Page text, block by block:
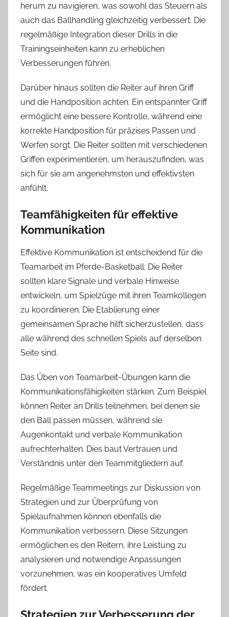
herum zu navigieren, was sowohl das Steuern als
auch das Ballhandling gleichzeitig verbessert. Die
regelmäßige Integration dieser Drills in die
Trainingseinheiten kann zu erheblichen
Verbesserungen führen.
Darüber hinaus sollten die Reiter auf ihren Griff
und die Handposition achten. Ein entspannter Griff
ermöglicht eine bessere Kontrolle, während eine
korrekte Handposition für präzises Passen und
Werfen sorgt. Die Reiter sollten mit verschiedenen
Griffen experimentieren, um herauszufinden, was
sich für sie am angenehmsten und effektivsten
anfühlt.
Teamfähigkeiten für effektive
Kommunikation
Effektive Kommunikation ist entscheidend für die
Teamarbeit im Pferde-Basketball. Die Reiter
sollten klare Signale und verbale Hinweise
entwickeln, um Spielzüge mit ihren Teamkollegen
zu koordinieren. Die Etablierung einer
gemeinsamen Sprache hilft sicherzustellen, dass
alle während des schnellen Spiels auf derselben
Seite sind.
Das Üben von Teamarbeit-Übungen kann die
Kommunikationsfähigkeiten stärken. Zum Beispiel
können Reiter an Drills teilnehmen, bei denen sie
den Ball passen müssen, während sie
Augenkontakt und verbale Kommunikation
aufrechterhalten. Dies baut Vertrauen und
Verständnis unter den Teammitgliedern auf.
Regelmäßige Teammeetings zur Diskussion von
Strategien und zur Überprüfung von
Spielaufnahmen können ebenfalls die
Kommunikation verbessern. Diese Sitzungen
ermöglichen es den Reitern, ihre Leistung zu
analysieren und notwendige Anpassungen
vorzunehmen, was ein kooperatives Umfeld
fördert.